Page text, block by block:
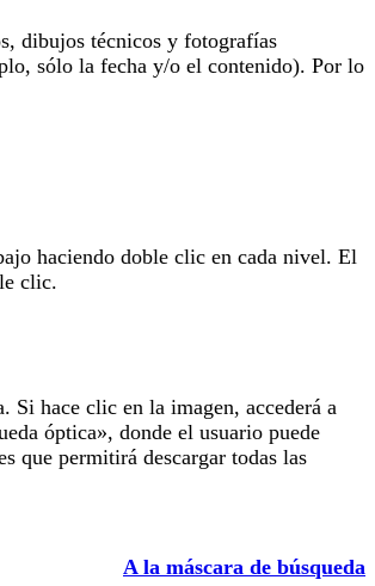
dibujos técnicos y fotografías
sólo la fecha y/o el contenido). Por lo
haciendo doble clic en cada nivel. El
clic.
Si hace clic en la imagen, accederá a
óptica», donde el usuario puede
que permitirá descargar todas las
A la máscara de búsqueda